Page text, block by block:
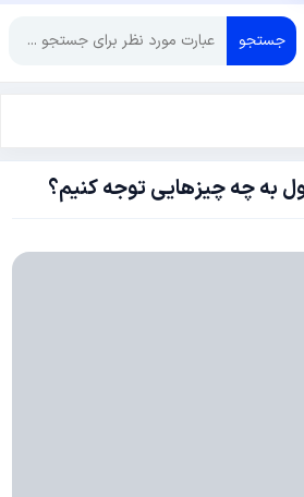
جستجو
به چه چیزهایی توجه کنیم؟